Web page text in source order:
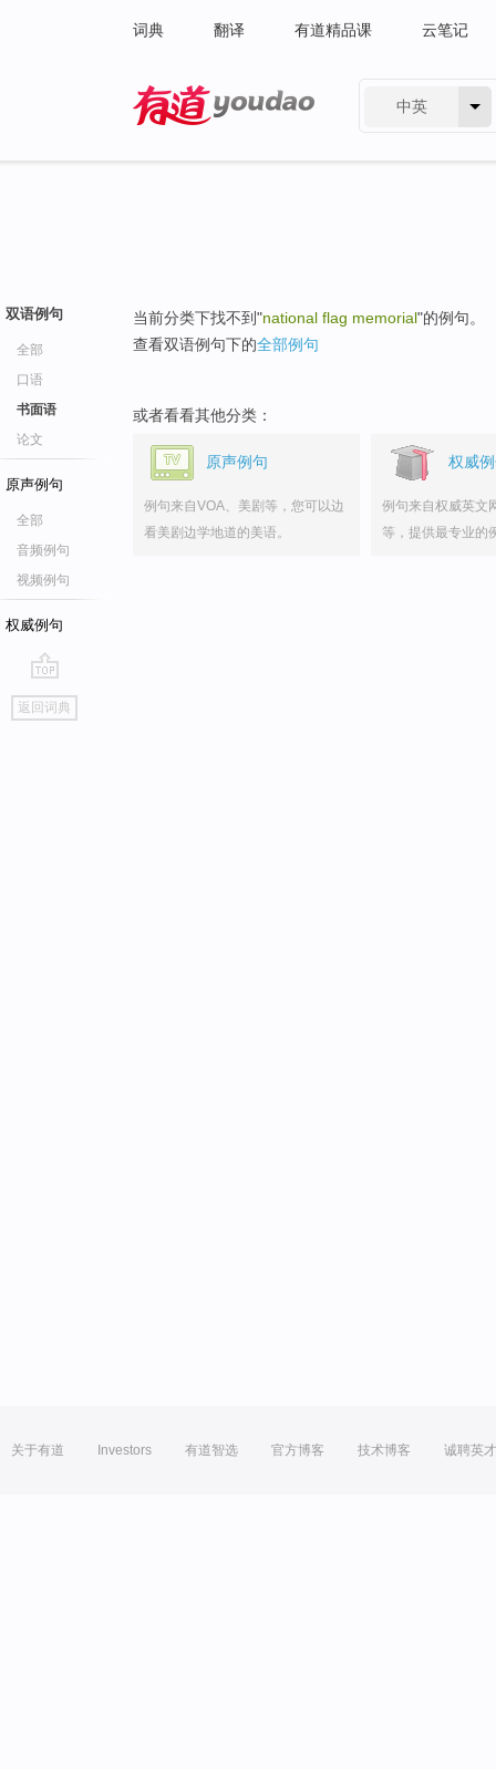
词典 翻译 有道精品课 云笔记
中英
双语例句
全部
口语
书面语
论文
原声例句
全部
音频例句
视频例句
权威例句
go
top
返回词典
当前分类下找不到"national flag memorial"的例句。
查看双语例句下的全部例句
或者看看其他分类：
原声例句
例句来自VOA、美剧等，您可以边
看美剧边学地道的美语。
权威
例句来自权威英文
等，提供最专业的
关于有道 Investors 有道智选 官方博客 技术博客 诚聘英才